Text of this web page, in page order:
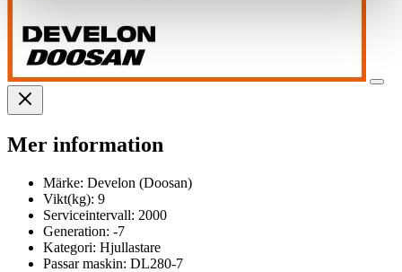
Mer information
Märke: Develon (Doosan)
Vikt(kg): 9
Serviceintervall: 2000
Generation: -7
Kategori: Hjullastare
Passar maskin: DL280-7